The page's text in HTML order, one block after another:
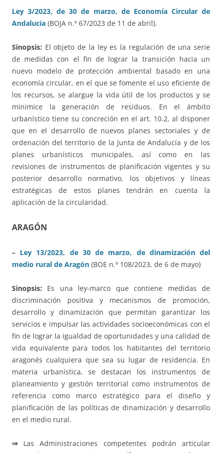
Ley 3/2023, de 30 de marzo, de Economía Circular de
Andalucía (BOJA n.º 67/2023 de 11 de abril).
Sinopsis: El objeto de la ley es la regulación de una serie
de medidas con el fin de lograr la transición hacia un
nuevo modelo de protección ambiental basado en una
economía circular, en el que se fomente el uso eficiente de
los recursos, se alargue la vida útil de los productos y se
minimice la generación de residuos. En el ámbito
urbanístico tiene su concreción en el art. 10.2, al disponer
que en el desarrollo de nuevos planes sectoriales y de
ordenación del territorio de la Junta de Andalucía y de los
planes urbanísticos municipales, así como en las
revisiones de instrumentos de planificación vigentes y su
posterior desarrollo normativo, los objetivos y líneas
estratégicas de estos planes tendrán en cuenta la
aplicación de la circularidad.
ARAGÓN
– Ley 13/2023, de 30 de marzo, de dinamización del
medio rural de Aragón (BOE n.º 108/2023, de 6 de mayo)
Sinopsis: Es una ley-marco que contiene medidas de
discriminación positiva y mecanismos de promoción,
desarrollo y dinamización que permitan garantizar los
servicios e impulsar las actividades socioeconómicas con el
fin de lograr la igualdad de oportunidades y una calidad de
vida equivalente para todos los habitantes del territorio
aragonés cualquiera que sea su lugar de residencia. En
materia urbanística, se destacan los instrumentos de
planeamiento y gestión territorial como instrumentos de
referencia como marco estratégico para el diseño y
planificación de las políticas de dinamización y desarrollo
en el medio rural.
⇒ Las Administraciones competentes podrán articular